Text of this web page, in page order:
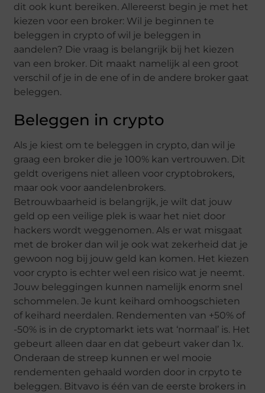
dit ook kunt bereiken. Allereerst begin je met het
kiezen voor een broker: Wil je beginnen te
beleggen in crypto of wil je beleggen in
aandelen? Die vraag is belangrijk bij het kiezen
van een broker. Dit maakt namelijk al een groot
verschil of je in de ene of in de andere broker gaat
beleggen.
Beleggen in crypto
Als je kiest om te beleggen in crypto, dan wil je
graag een broker die je 100% kan vertrouwen. Dit
geldt overigens niet alleen voor cryptobrokers,
maar ook voor aandelenbrokers.
Betrouwbaarheid is belangrijk, je wilt dat jouw
geld op een veilige plek is waar het niet door
hackers wordt weggenomen. Als er wat misgaat
met de broker dan wil je ook wat zekerheid dat je
gewoon nog bij jouw geld kan komen. Het kiezen
voor crypto is echter wel een risico wat je neemt.
Jouw beleggingen kunnen namelijk enorm snel
schommelen. Je kunt keihard omhoogschieten
of keihard neerdalen. Rendementen van +50% of
-50% is in de cryptomarkt iets wat ‘normaal’ is. Het
gebeurt alleen daar en dat gebeurt vaker dan 1x.
Onderaan de streep kunnen er wel mooie
rendementen gehaald worden door in crpyto te
beleggen. Bitvavo is één van de eerste brokers in